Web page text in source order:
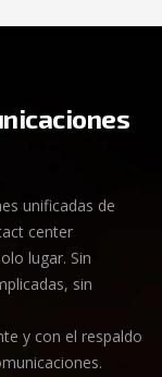
unificadas de
center
lugar. Sin
sin
y con el respaldo